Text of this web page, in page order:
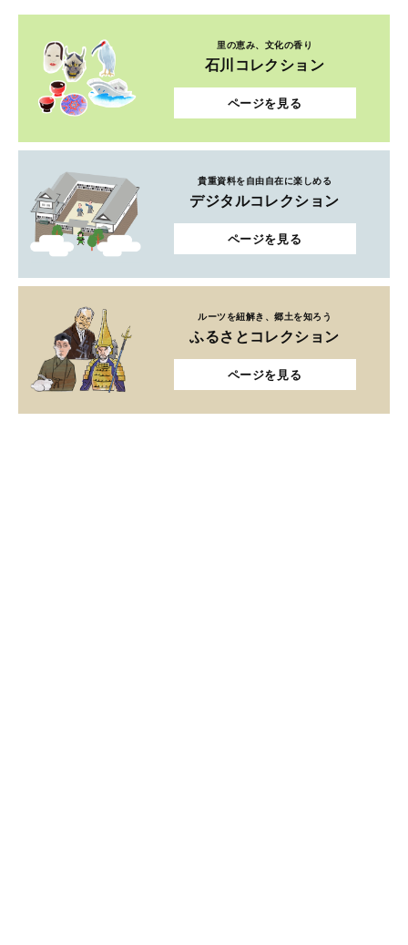
里の恵み、文化の香り
石川コレクション
ページを見る
貴重資料を自由自在に楽しめる
デジタルコレクション
ページを見る
ルーツを紐解き、郷土を知ろう
ふるさとコレクション
ページを見る